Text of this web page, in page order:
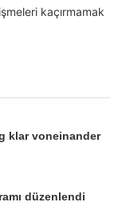
kaçırmamak
klar voneinander
düzenlendi